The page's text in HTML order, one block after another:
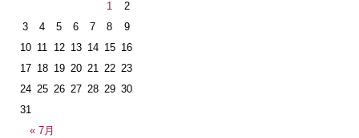
« 7月
1
2
3
4 5 6 7 8
9
10 11 12 13 14 15 16
17 18 19 20 21 22 23
24 25 26 27 28 29 30
31